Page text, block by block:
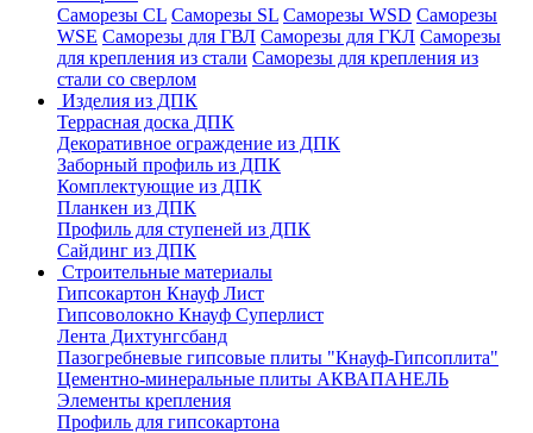
Саморезы CL Саморезы SL Саморезы WSD Саморезы
WSE Саморезы для ГВЛ Саморезы для ГКЛ Саморезы
для крепления из стали Саморезы для крепления из
стали со сверлом
Изделия из ДПК
Террасная доска ДПК
Декоративное ограждение из ДПК
Заборный профиль из ДПК
Комплектующие из ДПК
Планкен из ДПК
Профиль для ступеней из ДПК
Сайдинг из ДПК
Строительные материалы
Гипсокартон Кнауф Лист
Гипсоволокно Кнауф Суперлист
Лента Дихтунгсбанд
Пазогребневые гипсовые плиты "Кнауф-Гипсоплита"
Цементно-минеральные плиты АКВАПАНЕЛЬ
Элементы крепления
Профиль для гипсокартона